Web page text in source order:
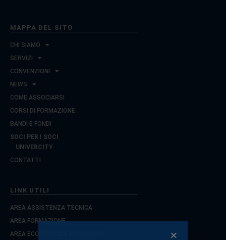
MAPPA DEL SITO
CHI SIAMO
SERVIZI
CONVENZIONI
NEWS
COME ASSOCIARSI
CORSI DI FORMAZIONE
BANDI E FONDI
SOCI PER I SOCI
UNIVERCITY
CONTATTI
LINK UTILI
AREA ASSISTENZA TECNICA
AREA FORMAZIONE
AREA ECONOMICO E FINANZIARIA